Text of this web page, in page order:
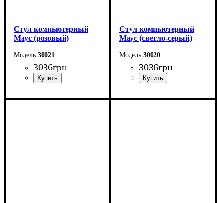
Стул компьютерный
Маус (розовый)
30021
3036грн
Стул компьютерный
Маус (светло-серый)
30020
3036грн